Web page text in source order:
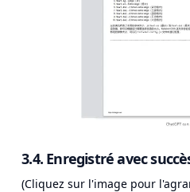
3.4. Enregistré avec
(Cliquez sur l'image pour